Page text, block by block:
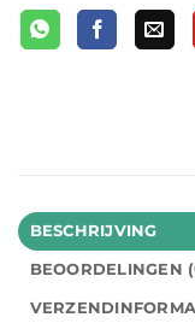
BESCHRIJVING
BEOORDELINGEN